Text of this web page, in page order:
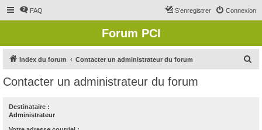
FAQ Connexion
S’enregistrer
Forum PCI
Index du forum Contacter un administrateur du forum
Contacter un administrateur du forum
Destinataire :
Administrateur